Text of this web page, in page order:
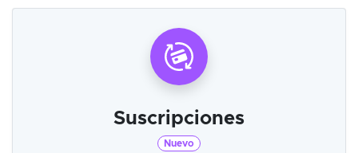
Suscripciones
Nuevo